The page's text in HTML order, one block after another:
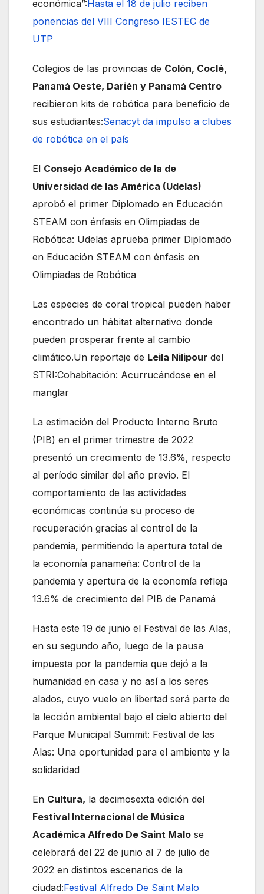
económica”: Hasta el 18 de julio reciben
ponencias del VIII Congreso IESTEC de
UTP
Colegios de las provincias de Colón, Coclé,
Panamá Oeste, Darién y Panamá Centro
recibieron kits de robótica para beneficio de
sus estudiantes:Senacyt da impulso a clubes
de robótica en el país
El Consejo Académico de la de
Universidad de las América (Udelas)
aprobó el primer Diplomado en Educación
STEAM con énfasis en Olimpiadas de
Robótica: Udelas aprueba primer Diplomado
en Educación STEAM con énfasis en
Olimpiadas de Robótica
Las especies de coral tropical pueden haber
encontrado un hábitat alternativo donde
pueden prosperar frente al cambio
climático.Un reportaje de Leila Nilipour del
STRI:Cohabitación: Acurrucándose en el
manglar
La estimación del Producto Interno Bruto
(PIB) en el primer trimestre de 2022
presentó un crecimiento de 13.6%, respecto
al período similar del año previo. El
comportamiento de las actividades
económicas continúa su proceso de
recuperación gracias al control de la
pandemia, permitiendo la apertura total de
la economía panameña: Control de la
pandemia y apertura de la economía refleja
13.6% de crecimiento del PIB de Panamá
Hasta este 19 de junio el Festival de las Alas,
en su segundo año, luego de la pausa
impuesta por la pandemia que dejó a la
humanidad en casa y no así a los seres
alados, cuyo vuelo en libertad será parte de
la lección ambiental bajo el cielo abierto del
Parque Municipal Summit: Festival de las
Alas: Una oportunidad para el ambiente y la
solidaridad
En Cultura, la decimosexta edición del
Festival Internacional de Música
Académica Alfredo De Saint Malo se
celebrará del 22 de junio al 7 de julio de
2022 en distintos escenarios de la
ciudad:Festival Alfredo De Saint Malo